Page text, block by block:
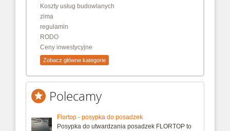
Koszty usług budowlanych
zima
regulamin
RODO
Ceny inwestycyjne
Zobacz główne kategorie
Polecamy
Flortop - posypka do posadzek
Posypka do utwardzania posadzek FLORTOP to